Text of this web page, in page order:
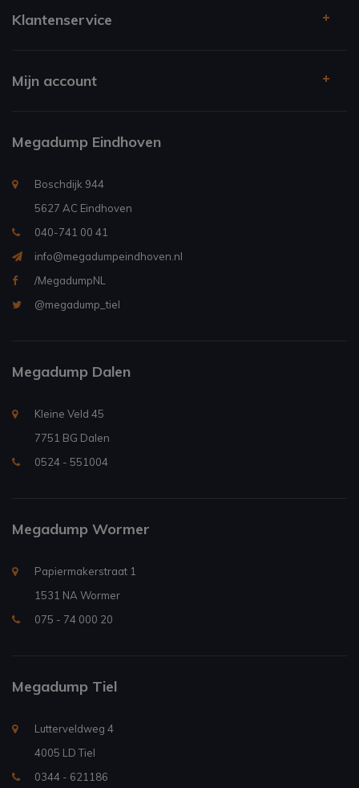
Klantenservice
Mijn account
Megadump Eindhoven
Boschdijk 944
5627 AC Eindhoven
040-741 00 41
info@megadumpeindhoven.nl
/MegadumpNL
@megadump_tiel
Megadump Dalen
Kleine Veld 45
7751 BG Dalen
0524 - 551004
Megadump Wormer
Papiermakerstraat 1
1531 NA Wormer
075 - 74 000 20
Megadump Tiel
Lutterveldweg 4
4005 LD Tiel
0344 - 621186